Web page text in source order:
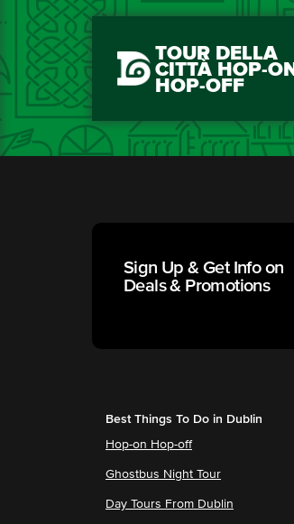
TOUR DELLA
CITTÀ HOP-ON
HOP-OFF
Sign Up & Get Info on
Deals & Promotions
Best Things To Do in Dublin
Hop-on Hop-off
Ghostbus Night Tour
Day Tours From Dublin